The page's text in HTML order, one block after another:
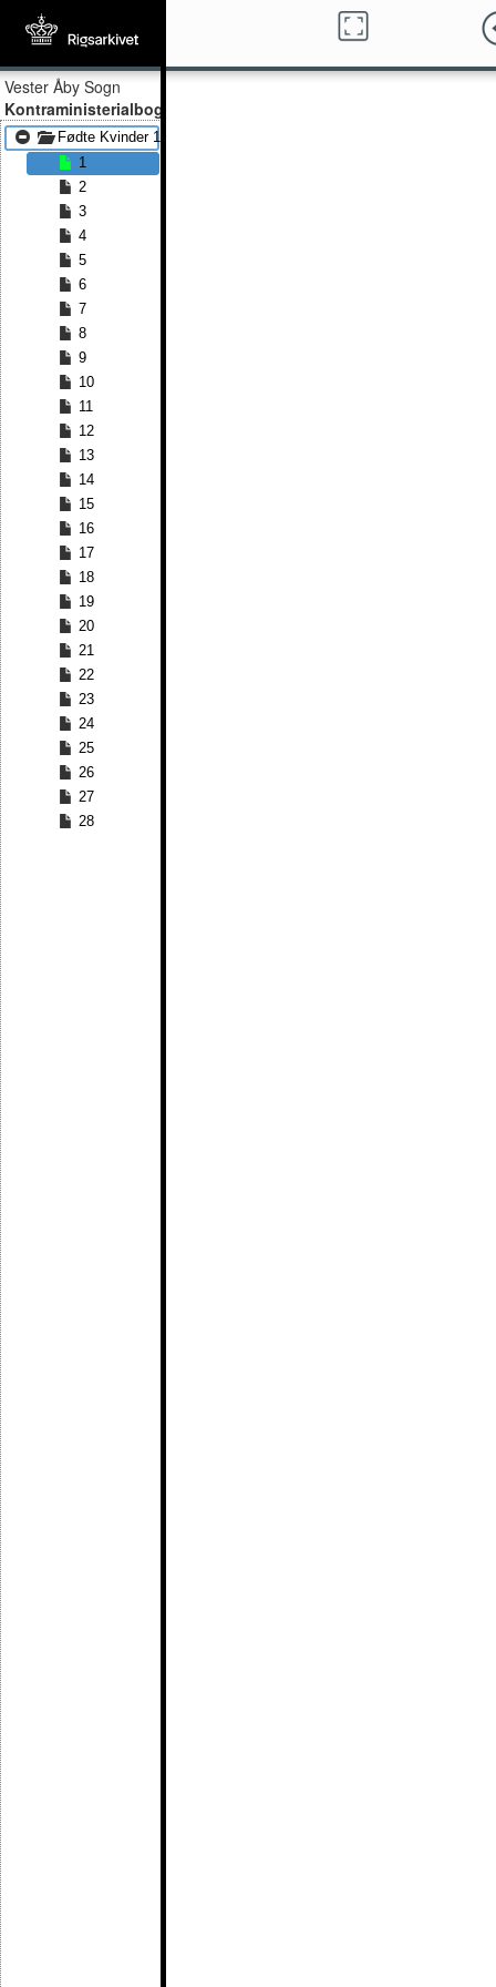
Vester Åby Sogn
Kontraministerialbog
Fødte Kvinder 1831 - Fødte Kvinder 1847
1
2
3
4
5
6
7
8
9
10
11
12
13
14
15
16
17
18
19
20
21
22
23
24
25
26
27
28